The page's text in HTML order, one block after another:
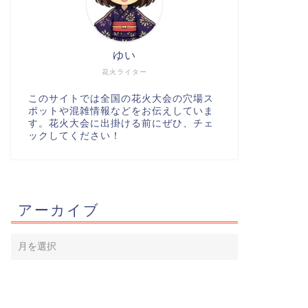
花火ライター
ゆい
このサイトでは全国の花火大会の穴場ス
ポットや混雑情報などをお伝えしていま
す。花火大会に出掛ける前にぜひ、チェ
ックしてください！
アーカイブ